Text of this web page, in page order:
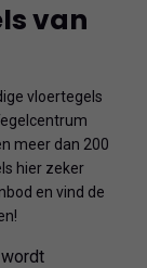
van
vloertegels
meer dan 200
hier zeker
en vind de